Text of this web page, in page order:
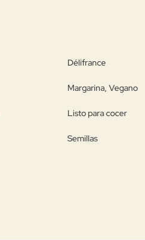
Délifrance
Margarina, Vegano
Listo para cocer
Semillas